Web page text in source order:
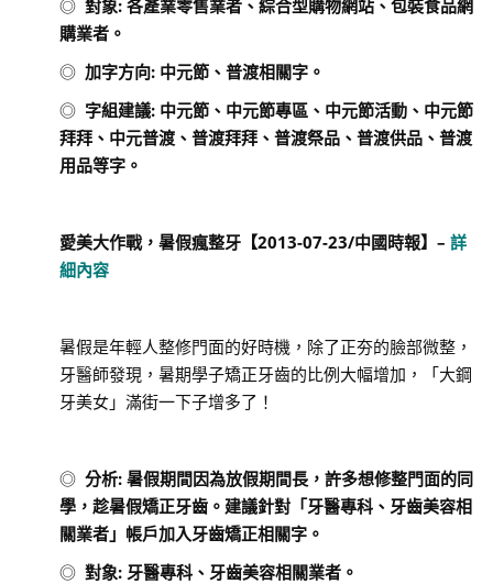
◎ 對象: 各產業零售業者、綜合型購物網站、包裝食品網
購業者。
◎ 加字方向: 中元節、普渡相關字。
◎ 字組建議: 中元節、中元節專區、中元節活動、中元節
拜拜、中元普渡、普渡拜拜、普渡祭品、普渡供品、普渡
用品等字。
愛美大作戰，暑假瘋整牙 【2013-07-23/中國時報】 – 詳
細內容
暑假是年輕人整修門面的好時機，除了正夯的臉部微整，
牙醫師發現，暑期學子矯正牙齒的比例大幅增加，「大鋼
牙美女」滿街一下子增多了！
◎ 分析: 暑假期間因為放假期間長，許多想修整門面的同
學，趁暑假矯正牙齒。建議針對「牙醫專科、牙齒美容相
關業者」帳戶加入牙齒矯正相關字。
◎ 對象: 牙醫專科、牙齒美容相關業者。